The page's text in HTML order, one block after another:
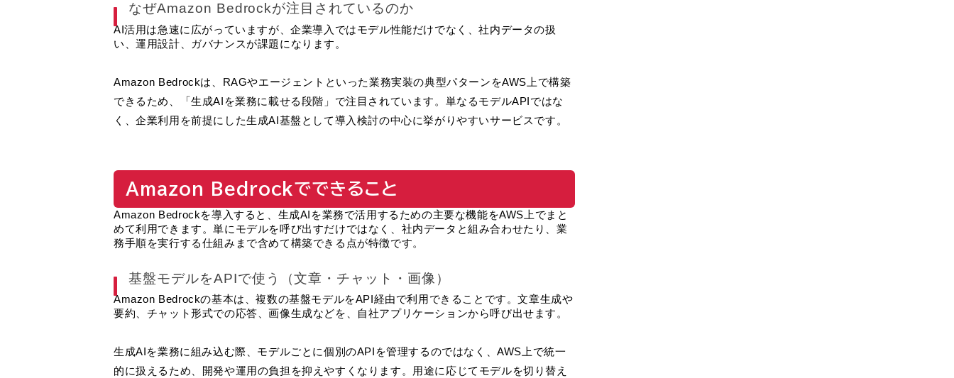
なぜAmazon Bedrockが注目されているのか
AI活用は急速に広がっていますが、企業導入ではモデル性能だけでなく、社内データの扱
い、運用設計、ガバナンスが課題になります。
Amazon Bedrockは、RAGやエージェントといった業務実装の典型パターンをAWS上で構築
できるため、「生成AIを業務に載せる段階」で注目されています。単なるモデルAPIではな
く、企業利用を前提にした生成AI基盤として導入検討の中心に挙がりやすいサービスです。
Amazon Bedrockでできること
Amazon Bedrockを導入すると、生成AIを業務で活用するための主要な機能をAWS上でまと
めて利用できます。単にモデルを呼び出すだけではなく、社内データと組み合わせたり、業
務手順を実行する仕組みまで含めて構築できる点が特徴です。
基盤モデルをAPIで使う（文章・チャット・画像）
Amazon Bedrockの基本は、複数の基盤モデルをAPI経由で利用できることです。文章生成や
要約、チャット形式での応答、画像生成などを、自社アプリケーションから呼び出せます。
生成AIを業務に組み込む際、モデルごとに個別のAPIを管理するのではなく、AWS上で統一
的に扱えるため、開発や運用の負担を抑えやすくなります。用途に応じてモデルを切り替え